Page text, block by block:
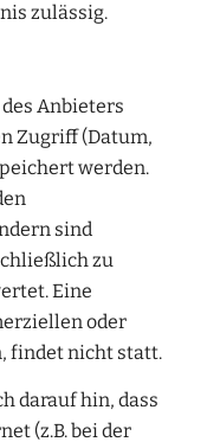
zulässig.
Anbieters
Zugriff (Datum,
werden.
sind
zu
Eine
oder
findet nicht statt.
darauf hin, dass
(z.B. bei der